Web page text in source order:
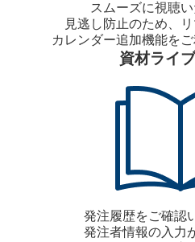
スムーズに視聴い
見逃し防止のため、リ
カレンダー追加機能をご
資材ライ
発注履歴をご確認
発注者情報の入力